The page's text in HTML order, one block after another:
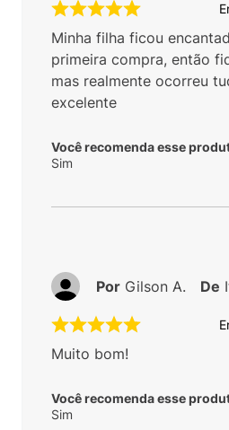
Minha filha ficou
primeira compra, então
mas realmente ocorreu
excelente
Você recomenda esse
Sim
Muito bom!
Você recomenda esse
Sim
Por Gilson A. De